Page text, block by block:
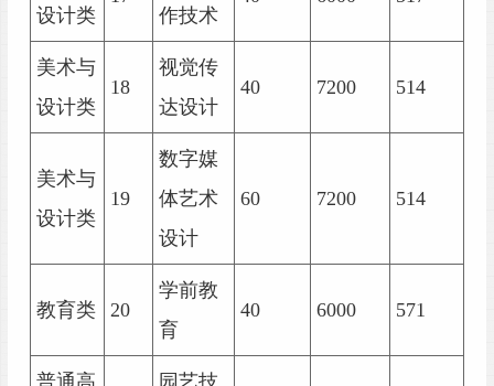
设计类
作技术
美术与
设计类
18
视觉传
达设计
40 7200 514
美术与
设计类
19
数字媒
体艺术
设计
60 7200 514
教育类 20
学前教
育
40 6000 571